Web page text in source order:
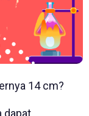
14 cm?
dapat